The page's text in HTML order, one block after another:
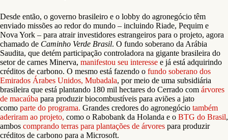
Desde então, o governo brasileiro e o lobby do agronegócio têm
enviado missões ao redor do mundo – incluindo Riade, Pequim e
Nova York – para atrair investidores estrangeiros para o projeto, agora
chamado de Caminho Verde Brasil. O fundo soberano da Arábia
Saudita, que detém participação controladora na gigante brasileira do
setor de carnes Minerva, manifestou seu interesse e já está adquirindo
créditos de carbono. O mesmo está fazendo o fundo soberano dos
Emirados Árabes Unidos, Mubadala, por meio de uma subsidiária
brasileira que está plantando 180 mil hectares do Cerrado com árvores
de macaúba para produzir biocombustíveis para aviões a jato
como parte do programa. Grandes credores do agronegócio também
aderiram ao projeto, como o Rabobank da Holanda e o BTG do Brasil,
ambos comprando terras para plantações de árvores para produzir
créditos de carbono para a Microsoft.